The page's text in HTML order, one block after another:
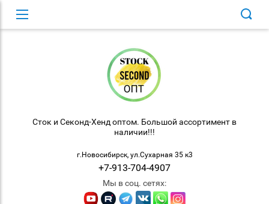
Сток и Секонд-Хенд оптом. Большой ассортимент в
наличии!!!
г.Новосибирск, ул.Сухарная 35 к3
+7-913-704-4907
Мы в соц. сетях: